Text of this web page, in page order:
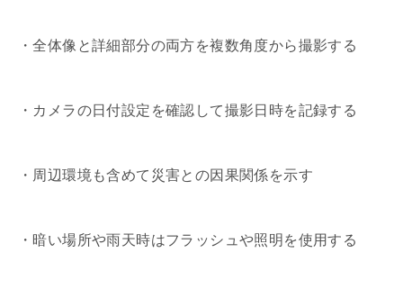
・全体像と詳細部分の両方を複数角度から撮影する
・カメラの日付設定を確認して撮影日時を記録する
・周辺環境も含めて災害との因果関係を示す
・暗い場所や雨天時はフラッシュや照明を使用する